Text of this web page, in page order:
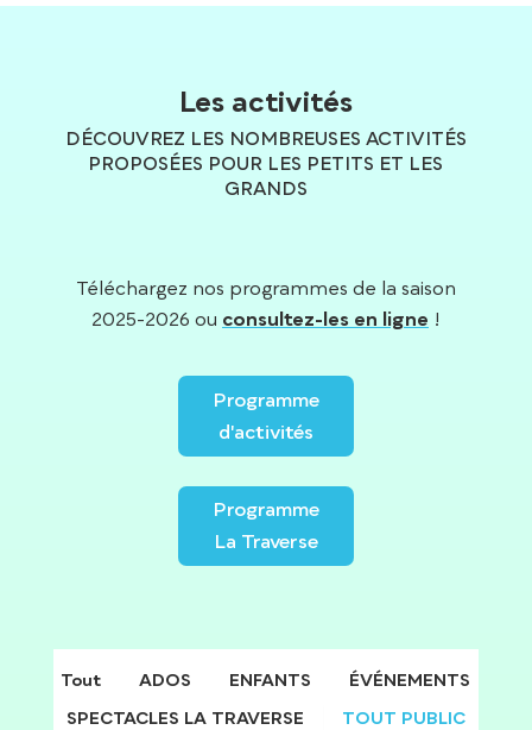
Les activités
DÉCOUVREZ LES NOMBREUSES ACTIVITÉS
PROPOSÉES POUR LES PETITS ET LES
GRANDS
Téléchargez nos programmes de la saison
2025-2026 ou consultez-les en ligne !
Programme
d'activités
Programme
La Traverse
Tout ADOS ENFANTS
ÉVÉNEMENTS
SPECTACLES LA TRAVERSE
TOUT PUBLIC